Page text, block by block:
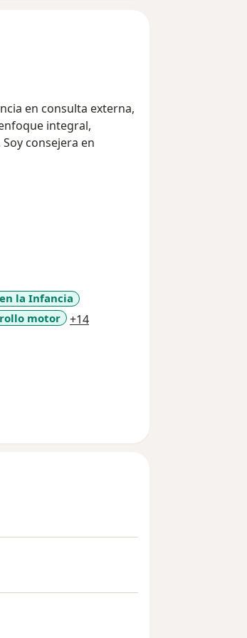
en consulta externa,
integral,
consejera en
la Infancia
motor +14a11y_sr_more_diseases